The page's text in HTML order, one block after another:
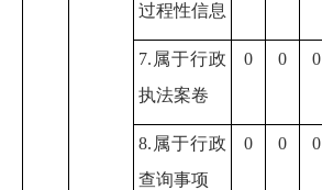
过程性信息
7.属于行政
执法案卷
0 0 0
8.属于行政
查询事项
0 0 0